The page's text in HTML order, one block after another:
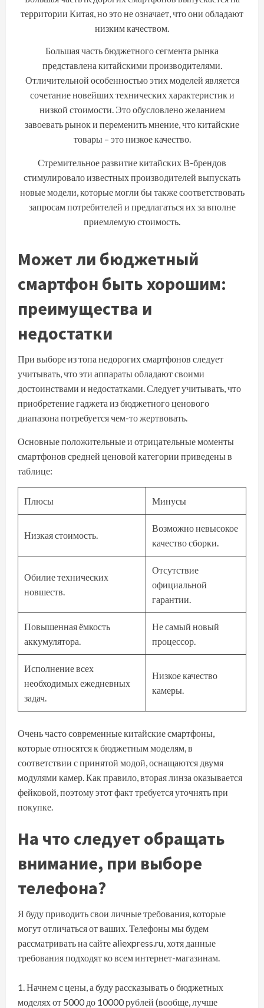
территории Китая, но это не означает, что они обладают
низким качеством.
Большая часть бюджетного сегмента рынка
представлена китайскими производителями.
Отличительной особенностью этих моделей является
сочетание новейших технических характеристик и
низкой стоимости. Это обусловлено желанием
завоевать рынок и переменить мнение, что китайские
товары – это низкое качество.
Стремительное развитие китайских B-брендов
стимулировало известных производителей выпускать
новые модели, которые могли бы также соответствовать
запросам потребителей и предлагаться их за вполне
приемлемую стоимость.
Может ли бюджетный
смартфон быть хорошим:
преимущества и
недостатки
При выборе из топа недорогих смартфонов следует
учитывать, что эти аппараты обладают своими
достоинствами и недостатками. Следует учитывать, что
приобретение гаджета из бюджетного ценового
диапазона потребуется чем-то жертвовать.
Основные положительные и отрицательные моменты
смартфонов средней ценовой категории приведены в
таблице:
Плюсы Минусы
Низкая стоимость.
Возможно невысокое
качество сборки.
Обилие технических
новшеств.
Отсутствие
официальной
гарантии.
Повышенная ёмкость
аккумулятора.
Не самый новый
процессор.
Исполнение всех
необходимых ежедневных
задач.
Низкое качество
камеры.
Очень часто современные китайские смартфоны,
которые относятся к бюджетным моделям, в
соответствии с принятой модой, оснащаются двумя
модулями камер. Как правило, вторая линза оказывается
фейковой, поэтому этот факт требуется уточнять при
покупке.
На что следует обращать
внимание, при выборе
телефона?
Я буду приводить свои личные требования, которые
могут отличаться от ваших. Телефоны мы будем
рассматривать на сайтеaliexpress.ru, хотя данные
требования подходят ко всем интернет-магазинам.
Начнем с цены, а буду рассказывать о бюджетных
моделях от 5000 до 10000 рублей (вообще, лучше